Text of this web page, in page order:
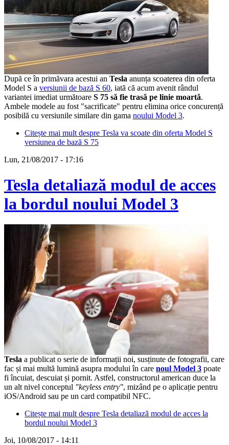
După ce în primăvara acestui an Tesla anunța scoaterea din oferta
Model S a versiunii de bază S 60, iată că acum avenit rândul
variantei imediat următoare S 75 să fie trasă pe linie moartă.
Ambele modele au fost "sacrificate" pentru elimina orice concurență
posibilă cu versiunile similare din gama noului Model 3.
Citește mai mult despre Tesla va scoate din oferta Model S
versiunea de bază S 75
Lun, 21/08/2017 - 17:16
Tesla detaliază modul de acces
la bordul noului Model 3
Tesla a publicat o serie de informații noi, susținute de fotografii, care
fac și mai multă lumină asupra modului în care noul Model 3 poate
fi încuiat, descuiat și pornit. Astfel, constructorul american duce la
un alt nivel conceptul "keyless entry", mizând pe o aplicație pentru
iOS/Android sau pe un card compatibil NFC.
Citește mai mult despre Tesla detaliază modul de acces la
bordul noului Model 3
Joi, 10/08/2017 - 14:11